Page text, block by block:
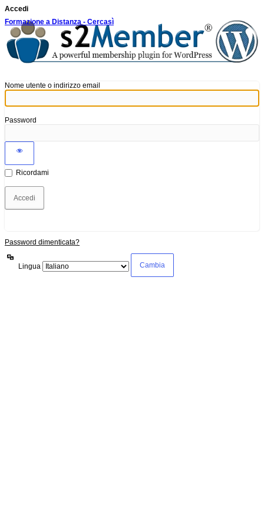
Accedi
Formazione a Distanza - Cercasì
Nome utente o indirizzo email
Password
Ricordami
Password dimenticata?
Lingua